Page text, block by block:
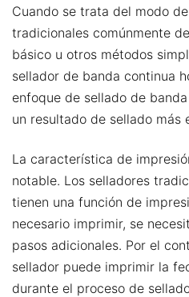
Cuando se trata del modo
tradicionales comúnmente
básico u otros métodos
sellador de banda continua
enfoque de sellado de
un resultado de sellado más
La característica de
notable. Los selladores
tienen una función de
necesario imprimir, se
pasos adicionales. Por el
sellador puede imprimir la
durante el proceso de